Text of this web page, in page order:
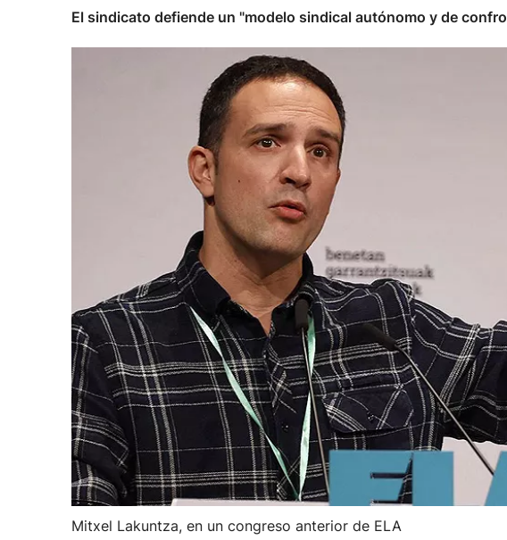
El sindicato defiende un "modelo sindical autónomo y de
Mitxel Lakuntza, en un congreso anterior de ELA